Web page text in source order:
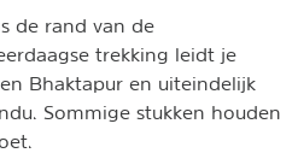
de rand van de
trekking leidt je
Bhaktapur en uiteindelijk
Sommige stukken houden